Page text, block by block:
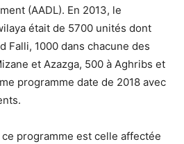
(AADL). En 2013, le
était de 5700 unités dont
Falli, 1000 dans chacune des
et Azazga, 500 à Aghribs et
programme date de 2018 avec
programme est celle affectée